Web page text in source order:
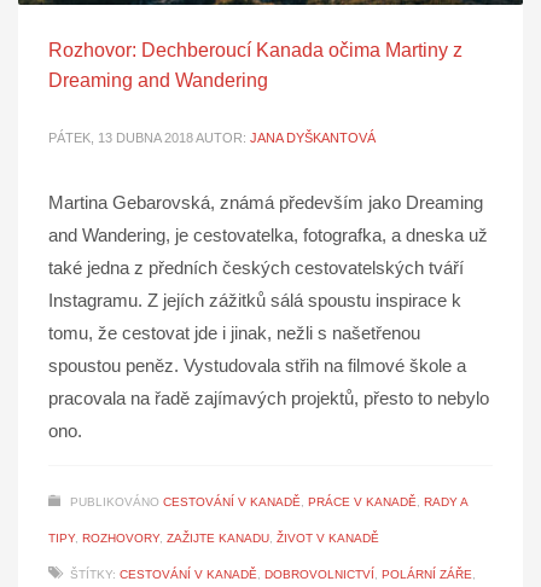
Rozhovor: Dechberoucí Kanada očima Martiny z
Dreaming and Wandering
PÁTEK, 13 DUBNA 2018AUTOR: JANA DYŠKANTOVÁ
Martina Gebarovská, známá především jako Dreaming
and Wandering, je cestovatelka, fotografka, a dneska už
také jedna z předních českých cestovatelských tváří
Instagramu. Z jejích zážitků sálá spoustu inspirace k
tomu, že cestovat jde i jinak, nežli s našetřenou
spoustou peněz. Vystudovala střih na filmové škole a
pracovala na řadě zajímavých projektů, přesto to nebylo
ono.
PUBLIKOVÁNO CESTOVÁNÍ V KANADĚ, PRÁCE V KANADĚ, RADY A
TIPY, ROZHOVORY, ZAŽIJTE KANADU, ŽIVOT V KANADĚ
ŠTÍTKY: CESTOVÁNÍ V KANADĚ, DOBROVOLNICTVÍ, POLÁRNÍ ZÁŘE,